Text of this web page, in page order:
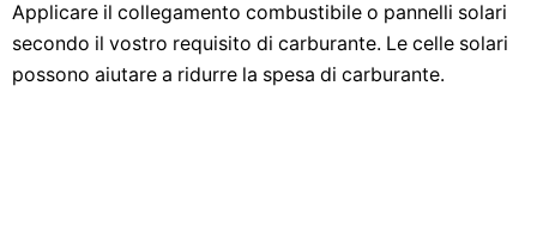
Applicare il collegamento combustibile o pannelli solari
secondo il vostro requisito di carburante. Le celle solari
possono aiutare a ridurre la spesa di carburante.